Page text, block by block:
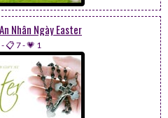
Nhân Ngày Easter
-📋 7-💗 1